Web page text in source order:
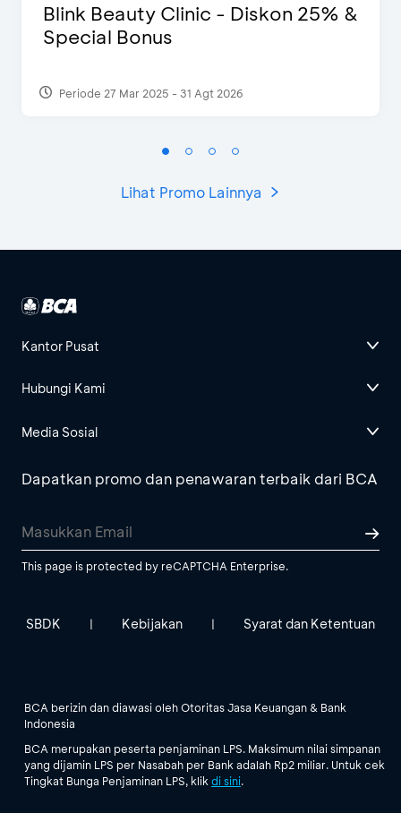
Blink Beauty Clinic - Diskon 25% &
Special Bonus
Periode 27 Mar 2025 - 31 Agt 2026
Lihat Promo Lainnya
Kantor Pusat
Hubungi Kami
Media Sosial
Dapatkan promo dan penawaran terbaik dari BCA
This page is protected by reCAPTCHA Enterprise.
SBDK | Kebijakan | Syarat dan Ketentuan
BCA berizin dan diawasi oleh Otoritas Jasa Keuangan & Bank
Indonesia
BCA merupakan peserta penjaminan LPS. Maksimum nilai simpanan
yang dijamin LPS per Nasabah per Bank adalah Rp2 miliar. Untuk cek
Tingkat Bunga Penjaminan LPS, klik di sini.